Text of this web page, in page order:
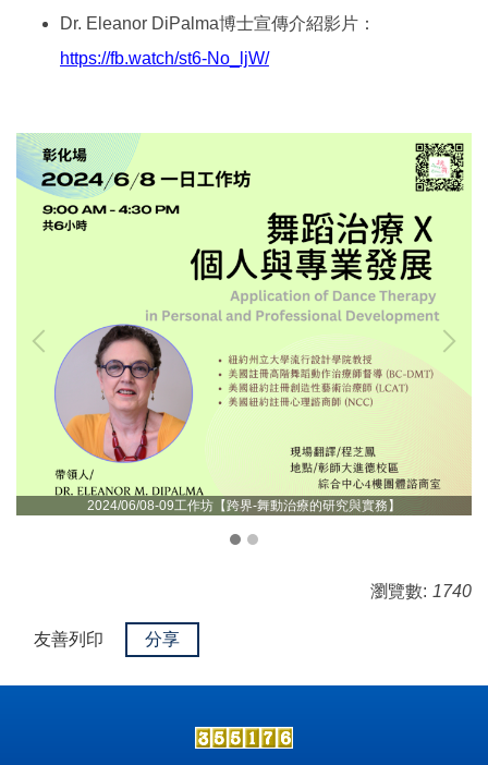
Dr. Eleanor DiPalma博士宣傳介紹影片：
https://fb.watch/st6-No_ljW/
2024/06/08-09工作坊【跨界-舞動治療的研究與實務】
瀏覽數: 1740
友善列印 分享